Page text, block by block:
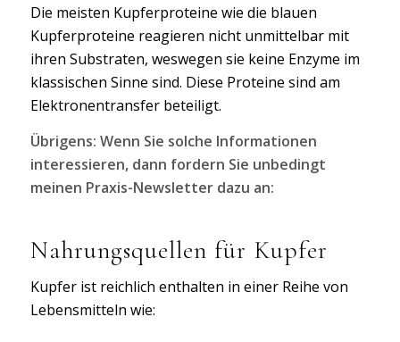
Die meisten Kupferproteine wie die blauen
Kupferproteine reagieren nicht unmittelbar mit
ihren Substraten, weswegen sie keine Enzyme im
klassischen Sinne sind. Diese Proteine sind am
Elektronentransfer beteiligt.
Übrigens: Wenn Sie solche Informationen
interessieren, dann fordern Sie unbedingt
meinen Praxis-Newsletter dazu an:
Nahrungsquellen für Kupfer
Kupfer ist reichlich enthalten in einer Reihe von
Lebensmitteln wie: